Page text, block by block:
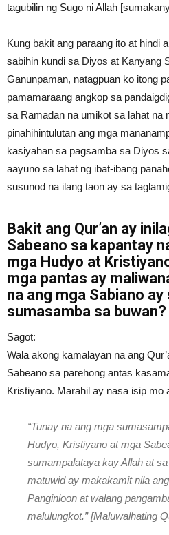
tagubilin ng Sugo ni Allah
Kung bakit ang paraang ito at hindi
sabihin kundi sa Diyos at Kanyang
Ganunpaman, natagpuan ko itong
pamamaraang angkop sa
sa Ramadan na umikot sa lahat na
pinahihintulutan ang mga
kasiyahan sa pagsamba sa Diyos
aayuno sa lahat ng ibat-ibang
susunod na ilang taon ay sa
Bakit ang Qur’an ay
Sabeano sa kapantay
mga Hudyo at
mga pantas ay
na ang mga Sabiano
sumasamba sa buwan?
Sagot:
Wala akong kamalayan na ang
Sabeano sa parehong antas
Kristiyano. Marahil ay nasa isip mo
“Tunay na ang mga
Hudyo, Kristiyano at mga
sumampalataya kay Allah at
matuwid ay makakamit nila
Panginioon at walang
malulungkot.” [Maluwalhating